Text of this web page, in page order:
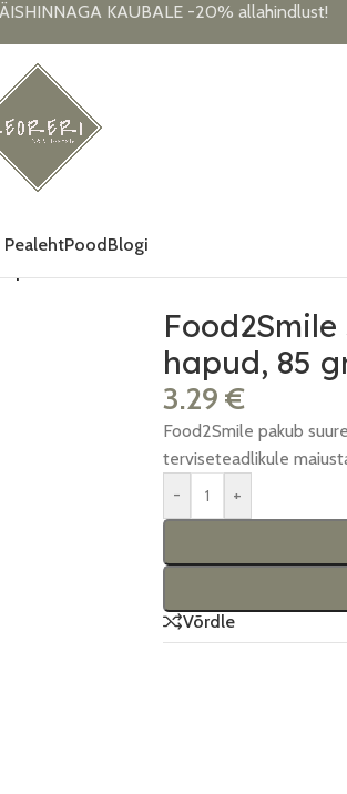
KAUBALE -20% allahindlust!
PealehtPoodBlogi
hapud, 85
3.29 €
Food2Smile pakub
terviseteadlikule
-
+
Võrdle